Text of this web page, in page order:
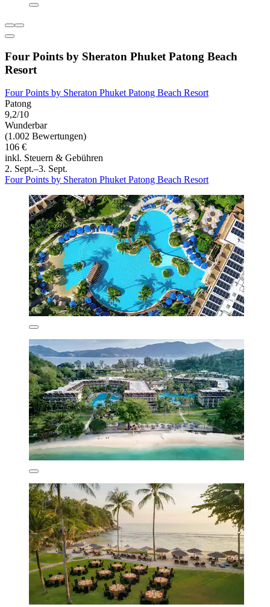
Four Points by Sheraton Phuket Patong Beach
Resort
Four Points by Sheraton Phuket Patong Beach Resort
Patong
9,2/10
Wunderbar
(1.002 Bewertungen)
106 €
inkl. Steuern & Gebühren
2. Sept.–3. Sept.
Four Points by Sheraton Phuket Patong Beach Resort